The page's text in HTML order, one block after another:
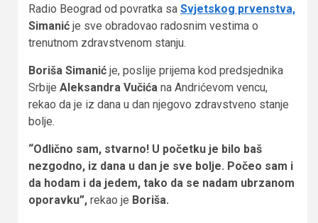
Radio Beograd od povratka sa Svjetskog prvenstva,
Simanić je sve obradovao radosnim vestima o
trenutnom zdravstvenom stanju.
Boriša Simanić je, poslije prijema kod predsjednika
Srbije Aleksandra Vučića na Andrićevom vencu,
rekao da je iz dana u dan njegovo zdravstveno stanje
bolje.
“Odlično sam, stvarno! U početku je bilo baš
nezgodno, iz dana u dan je sve bolje. Počeo sam i
da hodam i da jedem, tako da se nadam ubrzanom
oporavku”, rekao je Boriša.